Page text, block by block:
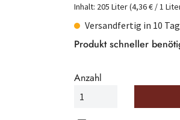
Inhalt: 205 Liter(4,36 € / 1
Versandfertig in 10
Produkt schneller
Anzahl